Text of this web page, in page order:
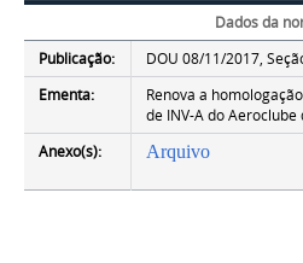
Dados da
Publicação:
DOU 08/11/2017,
Ementa:
Renova a
de INV-A do Aeroclube
Anexo(s):
Arquivo